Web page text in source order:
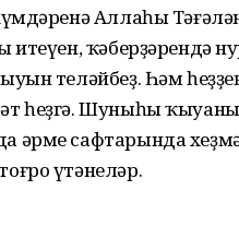
Аллаһы
итеүен,
теләйбеҙ. Һәм
һеҙгә. Шуныһы
әрме сафтарында
үтәнеләр.